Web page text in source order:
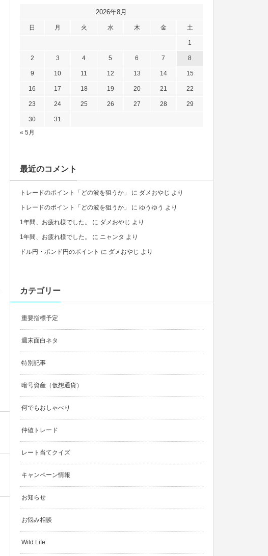
2026年8月
日 月 火 水 木 金 土
1
2 3 4 5 6 7 8
9 10 11 12 13 14 15
16 17 18 19 20 21 22
23 24 25 26 27 28 29
30
31
« 5月
最近のコメント
トレードのポイント「どの波を狙うか」 に ダメおやじ より
トレードのポイント「どの波を狙うか」 に ゆうゆう より
1年間、お疲れ様でした。 に ダメおやじ より
1年間、お疲れ様でした。 に ニャンタ より
ドル円・ポンド円のポイント に ダメおやじ より
カテゴリー
重要指標予定
週末面白ネタ
特別記事
暗号資産（仮想通貨）
何でもおしゃべり
仲値トレード
レート当てクイズ
キャンペーン情報
お知らせ
お悩み相談
Wild Life